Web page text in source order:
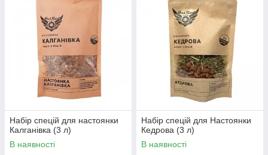
Набір спецій для настоянки
Калганівка (3 л)
В наявності
Набір спецій для Настоянки
Кедрова (3 л)
В наявності